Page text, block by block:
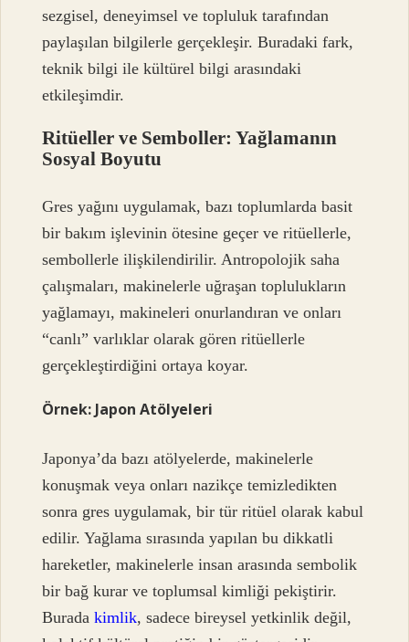
sezgisel, deneyimsel ve topluluk tarafından
paylaşılan bilgilerle gerçekleşir. Buradaki fark,
teknik bilgi ile kültürel bilgi arasındaki
etkileşimdir.
Ritüeller ve Semboller: Yağlamanın
Sosyal Boyutu
Gres yağını uygulamak, bazı toplumlarda basit
bir bakım işlevinin ötesine geçer ve ritüellerle,
sembollerle ilişkilendirilir. Antropolojik saha
çalışmaları, makinelerle uğraşan toplulukların
yağlamayı, makineleri onurlandıran ve onları
“canlı” varlıklar olarak gören ritüellerle
gerçekleştirdiğini ortaya koyar.
Örnek: Japon Atölyeleri
Japonya’da bazı atölyelerde, makinelerle
konuşmak veya onları nazikçe temizledikten
sonra gres uygulamak, bir tür ritüel olarak kabul
edilir. Yağlama sırasında yapılan bu dikkatli
hareketler, makinelerle insan arasında sembolik
bir bağ kurar ve toplumsal kimliği pekiştirir.
Buradakimlik, sadece bireysel yetkinlik değil,